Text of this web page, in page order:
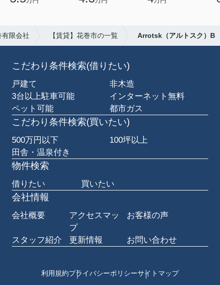
限会社 【賃貸】花巻市の一覧 Arrotsk（アルトスク）B
こだわり条件検索(借りたい)
戸建て
非木造
3台以上駐車可能
インターネット無料
ペット可能
都市ガス
こだわり条件検索(買いたい)
500万円以下
100坪以上
田舎・温泉付き
物件検索
借りたい 買いたい
会社情報
会社概要
アクセスマッ
プ
お客様の声
スタッフ紹介 更新情報 お問い合わせ
利用規約プライバシーポリシーサイトマップ